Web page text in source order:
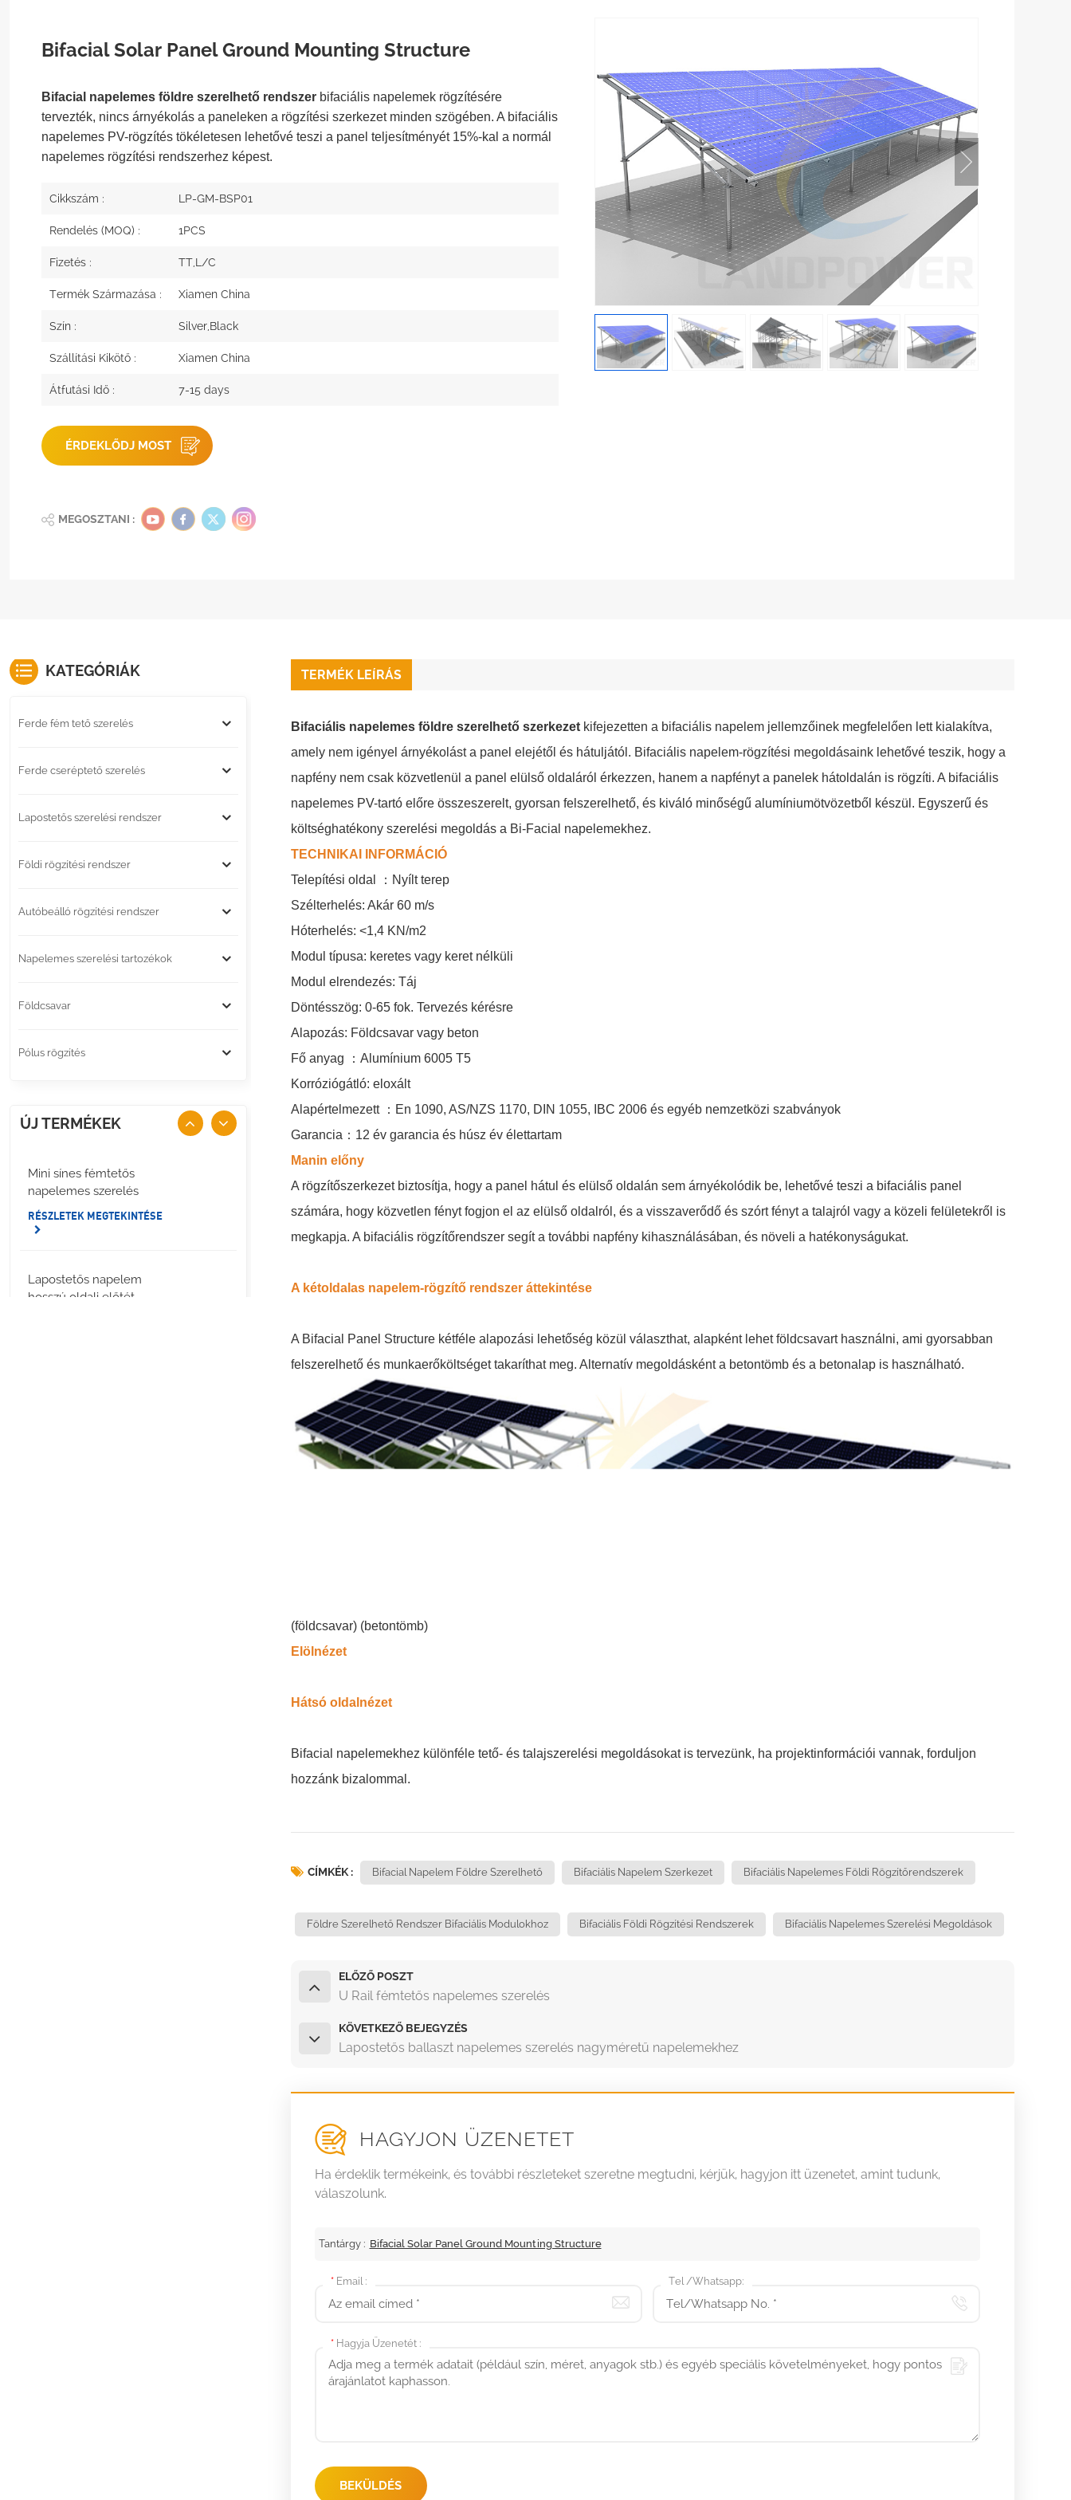
Bifacial Solar Panel Ground Mounting Structure
Bifacial napelemes földre szerelhető rendszer bifaciális napelemek rögzítésére
tervezték, nincs árnyékolás a paneleken a rögzítési szerkezet minden szögében. A bifaciális
napelemes PV-rögzítés tökéletesen lehetővé teszi a panel teljesítményét 15%-kal a normál
napelemes rögzítési rendszerhez képest.
Cikkszám : LP-GM-BSP01
Rendelés (MOQ) : 1PCS
Fizetés : TT,L/C
Termék Származása : Xiamen China
Szín : Silver,Black
Szállítási Kikötő : Xiamen China
Átfutási Idő : 7-15 days
ÉRDEKLŐDJ MOST
MEGOSZTANI :
TERMÉK LEÍRÁS
Bifaciális napelemes földre szerelhető szerkezetkifejezetten a bifaciális napelem jellemzőinek megfelelően lett kialakítva,
amely nem igényel árnyékolást a panel elejétől és hátuljától. Bifaciális napelem-rögzítési megoldásaink lehetővé teszik, hogy a
napfény nem csak közvetlenül a panel elülső oldaláról érkezzen, hanem a napfényt a panelek hátoldalán is rögzíti. A bifaciális
napelemes PV-tartó előre összeszerelt, gyorsan felszerelhető, és kiváló minőségű alumíniumötvözetből készül. Egyszerű és
költséghatékony szerelési megoldás a Bi-Facial napelemekhez.
TECHNIKAI INFORMÁCIÓ
Telepítési oldal
： Nyílt terep
Szélterhelés: Akár 60 m/s
Hóterhelés: <1,4 KN/m2
Modul típusa: keretes vagy keret nélküli
Modul elrendezés: Táj
Döntésszög: 0-65 fok. Tervezés kérésre
Alapozás: Földcsavar vagy beton
Fő anyag
： Alumínium 6005 T5
Korróziógátló: eloxált
Alapértelmezett ： En 1090, AS/NZS 1170, DIN 1055, IBC 2006 és egyéb nemzetközi szabványok
Garancia ： 12 év garancia és húsz év élettartam
Manin előny
A rögzítőszerkezet biztosítja, hogy a panel hátul és elülső oldalán sem árnyékolódik be, lehetővé teszi a bifaciális panel
számára, hogy közvetlen fényt fogjon el az elülső oldalról, és a visszaverődő és szórt fényt a talajról vagy a közeli felületekről is
megkapja. A bifaciális rögzítőrendszer segít a további napfény kihasználásában, és növeli a hatékonyságukat.
A kétoldalas napelem-rögzítő rendszer áttekintése
A Bifacial Panel Structure kétféle alapozási lehetőség közül választhat, alapként lehet földcsavart használni, ami gyorsabban
felszerelhető és munkaerőköltséget takaríthat meg. Alternatív megoldásként a betontömb és a betonalap is használható.
(földcsavar) (betontömb)
Elölnézet
Hátsó oldalnézet
Bifacial napelemekhez különféle tető- és talajszerelési megoldásokat is tervezünk, ha projektinformációi vannak, forduljon
hozzánk bizalommal.
CÍMKÉK : Bifacial Napelem Földre Szerelhető Bifaciális Napelem Szerkezet Bifaciális Napelemes Földi Rögzítőrendszerek
Földre Szerelhető Rendszer Bifaciális Modulokhoz Bifaciális Földi Rögzítési Rendszerek Bifaciális Napelemes Szerelési Megoldások
ELŐZŐ POSZT
U Rail fémtetős napelemes szerelés
KÖVETKEZŐ BEJEGYZÉS
Lapostetős ballaszt napelemes szerelés nagyméretű napelemekhez
HAGYJON ÜZENETET
Ha érdeklik termékeink, és további részleteket szeretne megtudni, kérjük, hagyjon itt üzenetet, amint tudunk,
válaszolunk.
Tantárgy : Bifacial Solar Panel Ground Mounting Structure
*Email : Tel /Whatsapp:
*Hagyja Üzenetét :
BEKÜLDÉS
KATEGÓRIÁK
Ferde fém tető szerelés
Ferde cseréptető szerelés
Lapostetős szerelési rendszer
Földi rögzítési rendszer
Autóbeálló rögzítési rendszer
Napelemes szerelési tartozékok
Földcsavar
Pólus rögzítés
ÚJ TERMÉKEK
Mini sínes fémtetős
napelemes szerelés
RÉSZLETEK MEGTEKINTÉSE
Lapostetős napelem
hosszú oldali előtét